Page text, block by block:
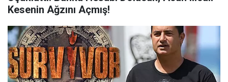
Kesenin Ağzını Açmış!